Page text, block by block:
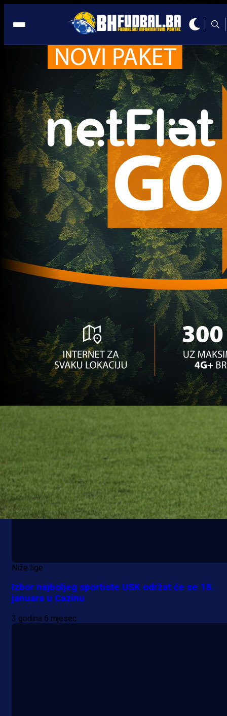
Cazin
Promo vijesti
Jeste li spremni za spektakularni doček Nove
godine u Adventage clubu u Cazinu?
1 godina 7 mjesec
U Cazinu završen međunarodni turnir Bubamara
futsal cup!
1 godina 10 mjesec
Niže lige
Izbor najboljeg sportiste USK održat će se 18.
januara u Cazinu
3 godina 6 mjesec